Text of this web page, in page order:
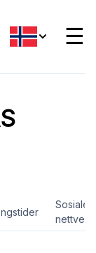
☰
Sosiale
nettverk